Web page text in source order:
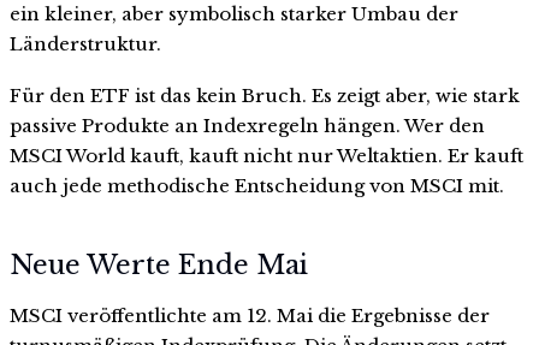
ein kleiner, aber symbolisch starker Umbau der
Länderstruktur.
Für den ETF ist das kein Bruch. Es zeigt aber, wie stark
passive Produkte an Indexregeln hängen. Wer den
MSCI World kauft, kauft nicht nur Weltaktien. Er kauft
auch jede methodische Entscheidung von MSCI mit.
Neue Werte Ende Mai
MSCI veröffentlichte am 12. Mai die Ergebnisse der